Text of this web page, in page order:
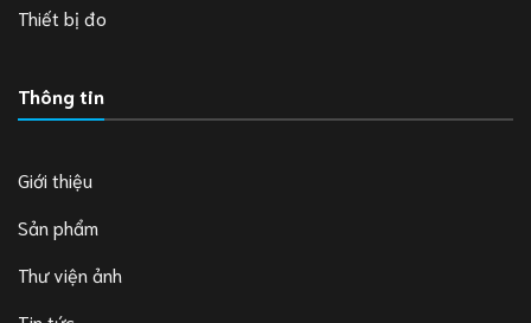
Thiết bị đo
Thông tin
Giới thiệu
Sản phẩm
Thư viện ảnh